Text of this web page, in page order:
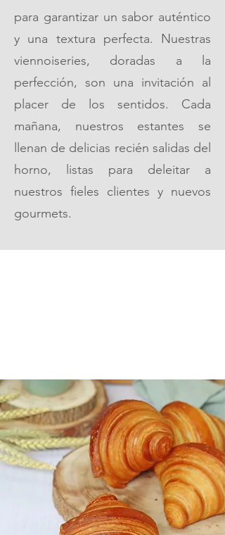
para garantizar un sabor auténtico
y una textura perfecta. Nuestras
viennoiseries, doradas a la
perfección, son una invitación al
placer de los sentidos. Cada
mañana, nuestros estantes se
llenan de delicias recién salidas del
horno, listas para deleitar a
nuestros fieles clientes y nuevos
gourmets.